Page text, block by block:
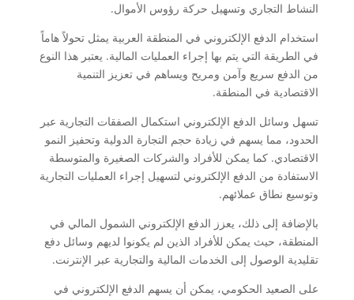
النشاط التجاري وتسهيل حركة رؤوس الأموال.
استخدام الدفع الإلكتروني في المنطقة العربية يمثل تحولاً هاماً
في الطريقة التي يتم بها إجراء العمليات المالية. يعتبر هذا النوع
من الدفع سريع وآمن ومريح ويساهم في تعزيز التنمية
الاقتصادية في المنطقة.
تسهل وسائل الدفع الإلكتروني استكمال الصفقات التجارية عبر
الحدود، مما يسهم في زيادة حجم التجارة الدولية وتحفيز النمو
الاقتصادي. كما يمكن للأفراد والشركات الصغيرة والمتوسطة
الاستفادة من الدفع الإلكتروني لتسهيل إجراء العمليات التجارية
وتوسيع نطاق عملائهم.
بالإضافة إلى ذلك، يعزز الدفع الإلكتروني الشمول المالي في
المنطقة، حيث يمكن للأفراد الذين لم يكونوا لديهم وسائل دفع
تقليدية الوصول إلى الخدمات المالية والتجارية عبر الإنترنت.
على الصعيد الحكومي، يمكن أن يسهم الدفع الإلكتروني في